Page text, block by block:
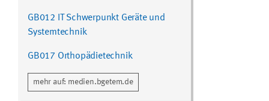
GB012 IT Schwerpunkt Geräte und
Systemtechnik
GB017 Orthopädietechnik
mehr auf: medien.bgetem.de